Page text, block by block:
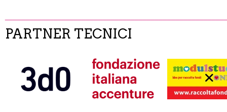
PARTNER TECNICI